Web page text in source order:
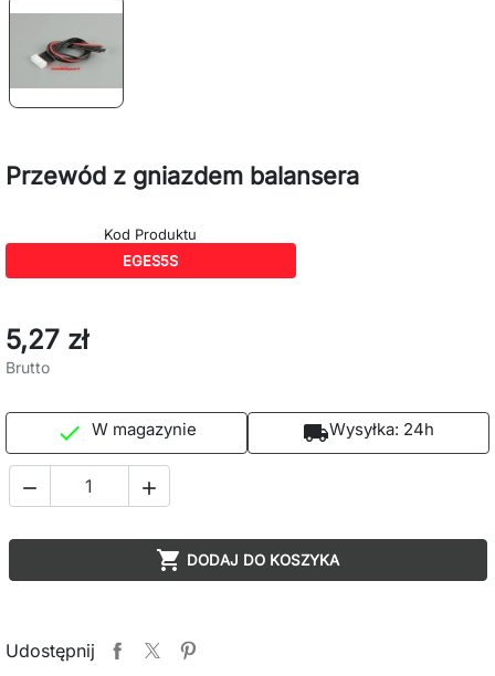
Przewód z gniazdem balansera
Kod Produktu
EGES5S
5,27 zł
Brutto
 W magazynie local_shippingWysyłka: 24h
 
 DODAJ DO KOSZYKA
Udostępnij